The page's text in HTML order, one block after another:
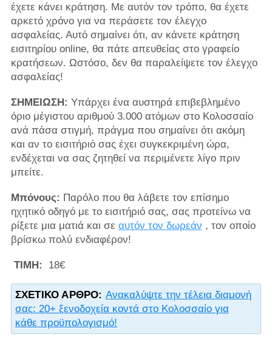
έχετε κάνει κράτηση. Με αυτόν τον τρόπο, θα έχετε
αρκετό χρόνο για να περάσετε τον έλεγχο
ασφαλείας. Αυτό σημαίνει ότι, αν κάνετε κράτηση
εισιτηρίου online, θα πάτε απευθείας στο γραφείο
κρατήσεων. Ωστόσο, δεν θα παραλείψετε τον έλεγχο
ασφαλείας!
ΣΗΜΕΙΩΣΗ: Υπάρχει ένα αυστηρά επιβεβλημένο
όριο μέγιστου αριθμού 3.000 ατόμων στο Κολοσσαίο
ανά πάσα στιγμή, πράγμα που σημαίνει ότι ακόμη
και αν το εισιτήριό σας έχει συγκεκριμένη ώρα,
ενδέχεται να σας ζητηθεί να περιμένετε λίγο πριν
μπείτε.
Μπόνους: Παρόλο που θα λάβετε τον επίσημο
ηχητικό οδηγό με το εισιτήριό σας, σας προτείνω να
ρίξετε μια ματιά και σε αυτόν τον δωρεάν , τον οποίο
βρίσκω πολύ ενδιαφέρον!
ΤΙΜΗ: 18€
ΣΧΕΤΙΚΌ ΆΡΘΡΟ: Ανακαλύψτε την τέλεια διαμονή
σας: 20+ ξενοδοχεία κοντά στο Κολοσσαίο για
κάθε προϋπολογισμό!